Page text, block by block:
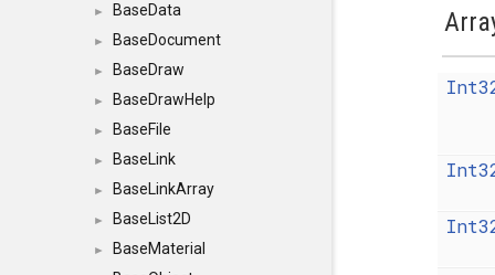
► BaseData
► BaseDocument
► BaseDraw
► BaseDrawHelp
► BaseFile
► BaseLink
► BaseLinkArray
► BaseList2D
► BaseMaterial